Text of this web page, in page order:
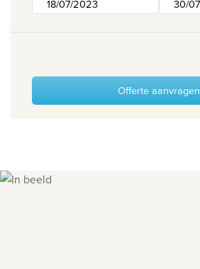
Offerte aanvragen
Slide 1 of 10